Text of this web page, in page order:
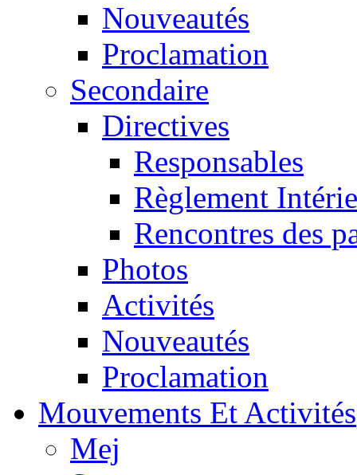
Nouveautés
Proclamation
Secondaire
Directives
Responsables
Règlement
Rencontres des
Photos
Activités
Nouveautés
Proclamation
Mouvements Et Activités
Mej